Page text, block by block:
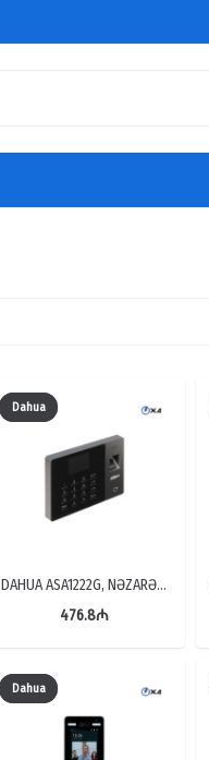
Dahua
DAHUA ASA1222G, NƏZARƏ…
476.8₼
Dahua